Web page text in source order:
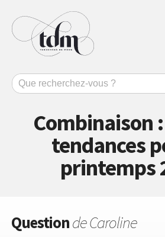
Combinaison
tendances
printemps
Questionde Caroline